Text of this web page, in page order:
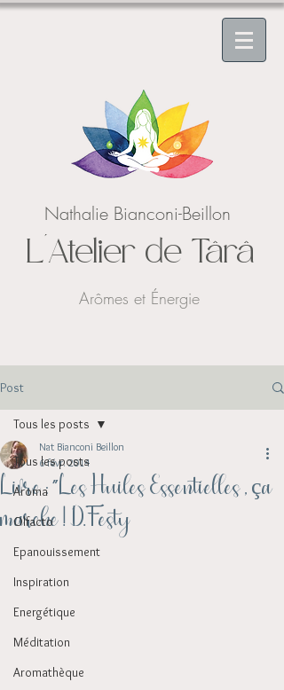
Nathalie Bianconi-Beillon
L'Atelier de Târâ
Arômes et Énergie
Post
Tous les posts
Aroma
Olfacto
Epanouissement
Inspiration
Energétique
Méditation
Aromathèque
Tous les posts
Livre : "Les Huiles Essentielles , ça
marche ! D.Festy
Nat Bianconi Beillon
6 févr. 2014